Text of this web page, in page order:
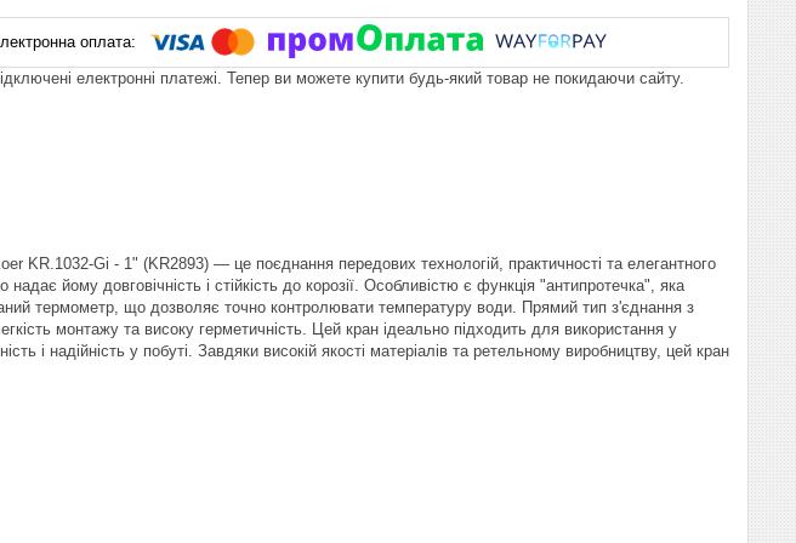
електронні платежі. Тепер ви можете купити будь-який товар не покидаючи сайту.
KR.1032-Gi - 1" (KR2893) — це поєднання передових технологій, практичності та елегантного
йому довговічність і стійкість до корозії. Особливістю є функція "антипротечка", яка
термометр, що дозволяє точно контролювати температуру води. Прямий тип з'єднання з
монтажу та високу герметичність. Цей кран ідеально підходить для використання у
і надійність у побуті. Завдяки високій якості матеріалів та ретельному виробництву, цей кран